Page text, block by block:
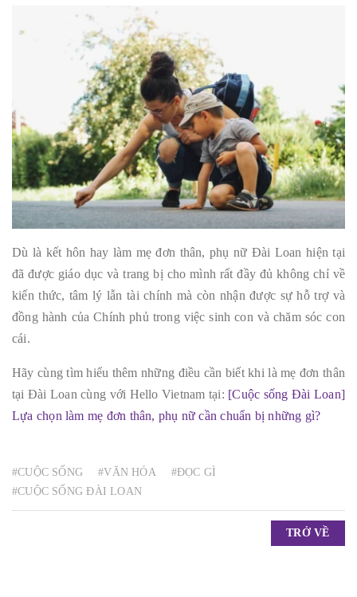
Dù là kết hôn hay làm mẹ đơn thân, phụ nữ Đài Loan hiện tại
đã được giáo dục và trang bị cho mình rất đầy đủ không chỉ về
kiến thức, tâm lý lẫn tài chính mà còn nhận được sự hỗ trợ và
đồng hành của Chính phủ trong việc sinh con và chăm sóc con
cái.
Hãy cùng tìm hiểu thêm những điều cần biết khi là mẹ đơn thân
tại Đài Loan cùng với Hello Vietnam tại: [Cuộc sống Đài Loan]
Lựa chọn làm mẹ đơn thân, phụ nữ cần chuẩn bị những gì?
#CUỘC SỐNG #VĂN HÓA
#ĐỌC GÌ
#CUỘC SỐNG ĐÀI LOAN
TRỞ VỀ